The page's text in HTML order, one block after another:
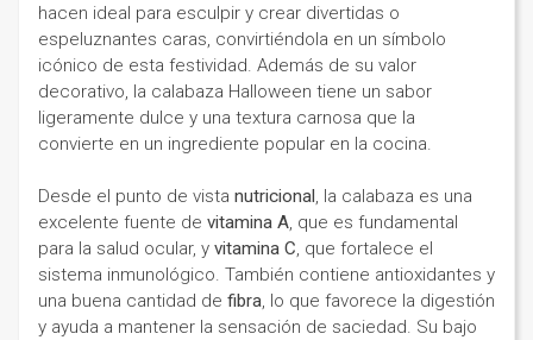
hacen ideal para esculpir y crear divertidas o
espeluznantes caras, convirtiéndola en un símbolo
icónico de esta festividad. Además de su valor
decorativo, la calabaza Halloween tiene un sabor
ligeramente dulce y una textura carnosa que la
convierte en un ingrediente popular en la cocina.
Desde el punto de vista nutricional, la calabaza es una
excelente fuente de vitamina A, que es fundamental
para la salud ocular, y vitamina C, que fortalece el
sistema inmunológico. También contiene antioxidantes y
una buena cantidad de fibra, lo que favorece la digestión
y ayuda a mantener la sensación de saciedad. Su bajo